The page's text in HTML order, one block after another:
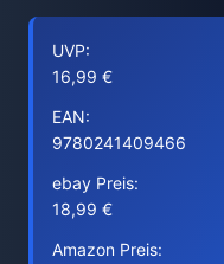
UVP:
16,99 €
EAN:
9780241409466
ebay Preis:
18,99 €
Amazon Preis: